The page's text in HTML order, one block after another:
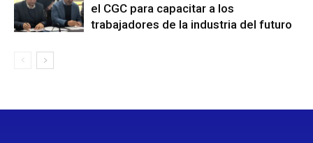
el CGC para capacitar a los
trabajadores de la industria del futuro